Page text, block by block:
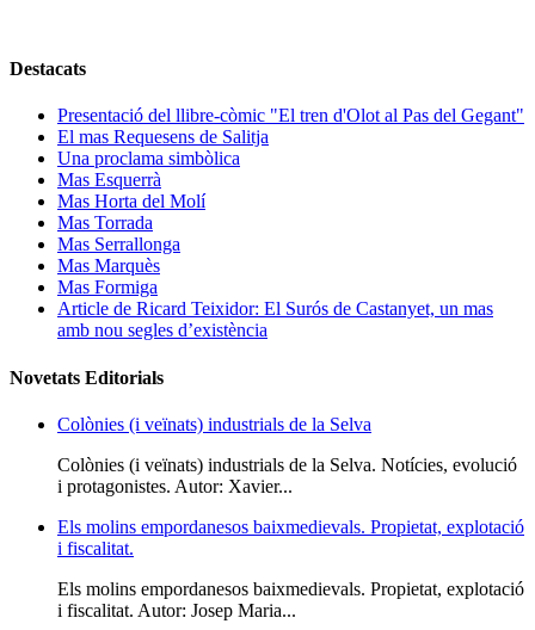
Destacats
Presentació del llibre-còmic "El tren d'Olot al Pas del Gegant"
El mas Requesens de Salitja
Una proclama simbòlica
Mas Esquerrà
Mas Horta del Molí
Mas Torrada
Mas Serrallonga
Mas Marquès
Mas Formiga
Article de Ricard Teixidor: El Surós de Castanyet, un mas
amb nou segles d’existència
Novetats Editorials
Colònies (i veïnats) industrials de la Selva
Colònies (i veïnats) industrials de la Selva. Notícies, evolució
i protagonistes. Autor: Xavier...
Els molins empordanesos baixmedievals. Propietat, explotació
i fiscalitat.
Els molins empordanesos baixmedievals. Propietat, explotació
i fiscalitat. Autor: Josep Maria...